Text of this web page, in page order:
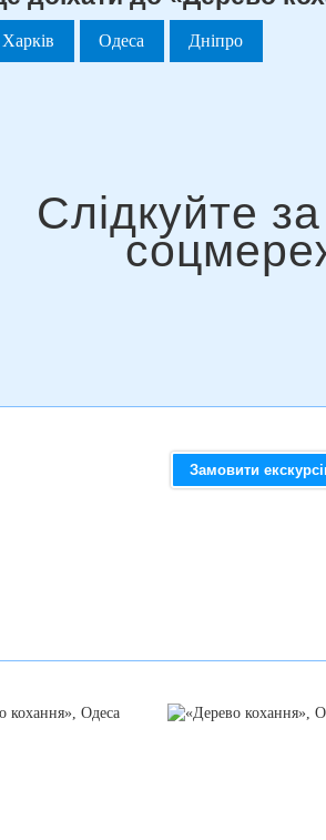
Харків Одеса Дніпро
Замовити